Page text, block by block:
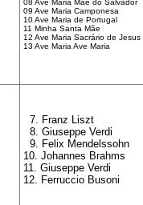
08 Ave Maria Mãe do Salvador
09 Ave Maria Camponesa
10 Ave Maria de Portugal
11 Minha Santa Mãe
12 Ave Maria Sacrário de Jesus
13 Ave Maria Ave Maria
7. Franz Liszt
8. Giuseppe Verdi
9. Felix Mendelssohn
10. Johannes Brahms
11. Giuseppe Verdi
12. Ferruccio Busoni